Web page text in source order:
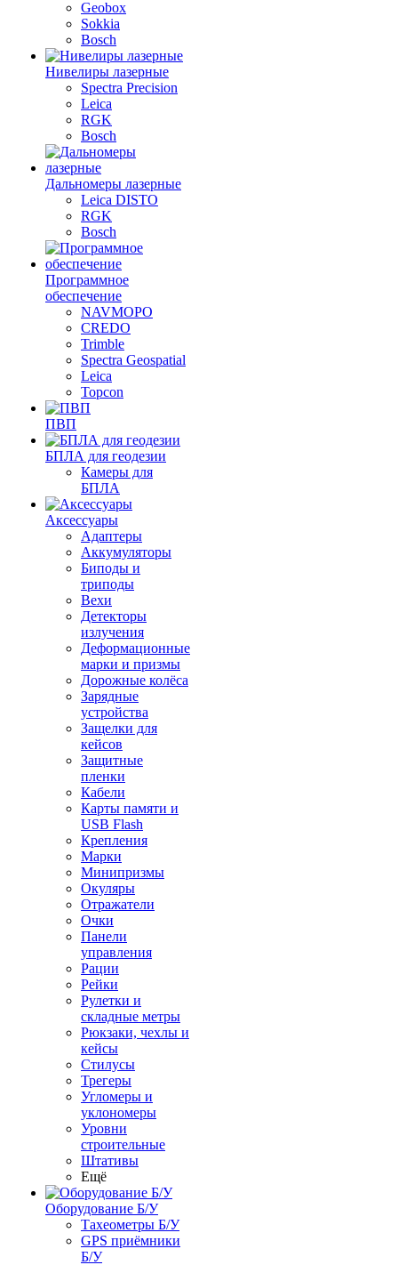
Geobox
Sokkia
Bosch
Нивелиры лазерные
Spectra Precision
Leica
RGK
Bosch
Дальномеры лазерные
Leica DISTO
RGK
Bosch
Программное
обеспечение
NAVMOPO
CREDO
Trimble
Spectra Geospatial
Leica
Topcon
ПВП
БПЛА для геодезии
Камеры для
БПЛА
Аксессуары
Адаптеры
Аккумуляторы
Биподы и
триподы
Вехи
Детекторы
излучения
Деформационные
марки и призмы
Дорожные колёса
Зарядные
устройства
Защелки для
кейсов
Защитные
пленки
Кабели
Карты памяти и
USB Flash
Крепления
Марки
Минипризмы
Окуляры
Отражатели
Очки
Панели
управления
Рации
Рейки
Рулетки и
складные метры
Рюкзаки, чехлы и
кейсы
Стилусы
Трегеры
Угломеры и
уклономеры
Уровни
строительные
Штативы
Ещё
Оборудование Б/У
Тахеометры Б/У
GPS приёмники
Б/У